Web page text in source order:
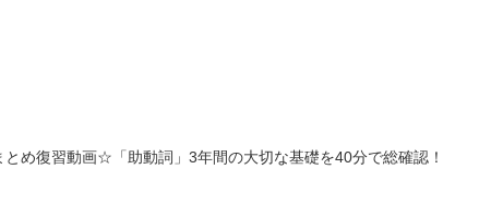
め復習動画☆「助動詞」3年間の大切な基礎を40分で総確認！